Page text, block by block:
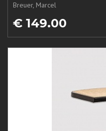
Breuer, Marcel
€ 149.00